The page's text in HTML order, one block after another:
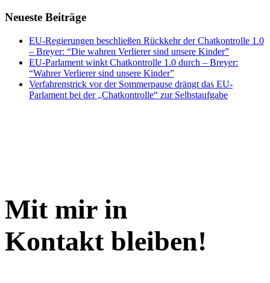
Neueste Beiträge
EU-Regierungen beschließen Rückkehr der Chatkontrolle 1.0
– Breyer: “Die wahren Verlierer sind unsere Kinder”
EU-Parlament winkt Chatkontrolle 1.0 durch – Breyer:
“Wahrer Verlierer sind unsere Kinder”
Verfahrenstrick vor der Sommerpause drängt das EU-
Parlament bei der „Chatkontrolle“ zur Selbstaufgabe
Mit mir in
Kontakt bleiben!